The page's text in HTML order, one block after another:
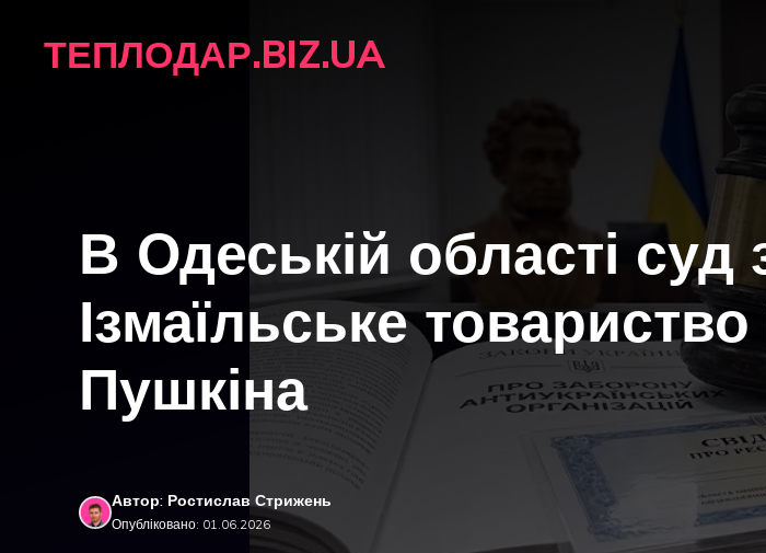
ТЕПЛОДАР.BIZ.UA
В Одеській області суд
Ізмаїльське товариство
Пушкіна
Автор: Ростислав Стрижень
Опубліковано: 01.06.2026